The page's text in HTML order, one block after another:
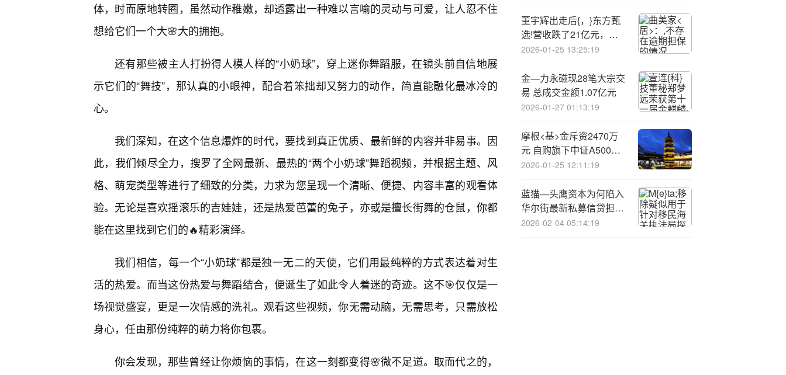
体，时而原地转圈，虽然动作稚嫩，却透露出一种难以言喻的灵动与可爱，让人忍不住
想给它们一个大🌸大的拥抱。
还有那些被主人打扮得人模人样的“小奶球”，穿上迷你舞蹈服，在镜头前自信地展
示它们的“舞技”，那认真的小眼神，配合着笨拙却又努力的动作，简直能融化最冰冷的
心。
我们深知，在这个信息爆炸的时代，要找到真正优质、最新鲜的内容并非易事。因
此，我们倾尽全力，搜罗了全网最新、最热的“两个小奶球”舞蹈视频，并根据主题、风
格、萌宠类型等进行了细致的分类，力求为您呈现一个清晰、便捷、内容丰富的观看体
验。无论是喜欢摇滚乐的吉娃娃，还是热爱芭蕾的兔子，亦或是擅长街舞的仓鼠，你都
能在这里找到它们的🔥精彩演绎。
我们相信，每一个“小奶球”都是独一无二的天使，它们用最纯粹的方式表达着对生
活的热爱。而当这份热爱与舞蹈结合，便诞生了如此令人着迷的奇迹。这不🎯仅仅是一
场视觉盛宴，更是一次情感的洗礼。观看这些视频，你无需动脑，无需思考，只需放松
身心，任由那份纯粹的萌力将你包裹。
你会发现，那些曾经让你烦恼的事情，在这一刻都变得🌸微不足道。取而代之的，
董宇辉出走后{，}东方甄
选!营收跌了21亿元，俞
敏洪：我身处多少暴风骤
2026-01-25 13:25:19
金—力永磁现28笔大宗交
易 总成交金额1.07亿元
2026-01-27 01:13:19
摩根<基>金斥资2470万
元 自购旗下中证A500指
数增强基金
2026-01-25 12:11:19
蓝猫—头鹰资本为何陷入
华尔街最新私募信贷担忧
的漩涡中心
2026-02-04 05:14:19